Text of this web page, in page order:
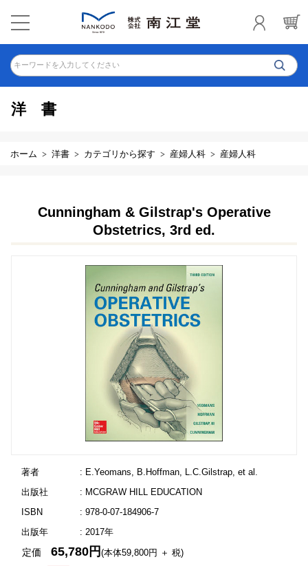
キーワードを入力してください
洋書
ホーム 洋書 カテゴリから探す 産婦人科 産婦人科
Cunningham & Gilstrap's Operative
Obstetrics, 3rd ed.
著者
: E.Yeomans, B.Hoffman, L.C.Gilstrap, et al.
出版社
: MCGRAW HILL EDUCATION
ISBN
: 978-0-07-184906-7
出版年
: 2017年
定価65,780円(本体59,800円 ＋ 税)